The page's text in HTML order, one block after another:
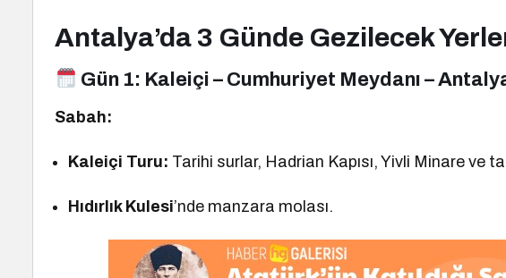
Antalya’da 3 Günde Gezilecek
Gün 1: Kaleiçi – Cumhuriyet Meydanı –
Sabah:
Kaleiçi Turu: Tarihi surlar, Hadrian Kapısı, Yivli Minare ve
Hıdırlık Kulesi’nde manzara molası.